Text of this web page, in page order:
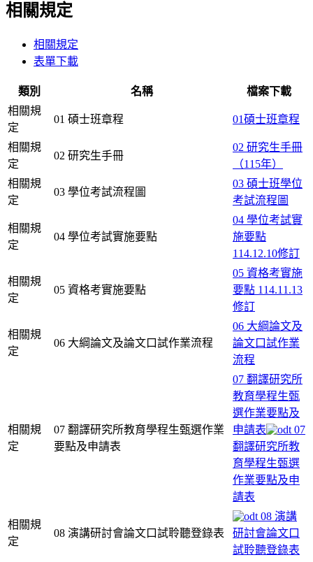
相關規定
相關規定
表單下載
類別 名稱
檔案下載
相關規
定
01 碩士班章程 01碩士班章程
相關規
定
02 研究生手冊
02 研究生手冊
（115年）
相關規
定
03 學位考試流程圖
03 碩士班學位
考試流程圖
相關規
定
04 學位考試實施要點
04 學位考試實
施要點
114.12.10修訂
相關規
定
05 資格考實施要點
05 資格考實施
要點 114.11.13
修訂
相關規
定
06 大綱論文及論文口試作業流程
06 大綱論文及
論文口試作業
流程
相關規
定
07 翻譯研究所教育學程生甄選作業
要點及申請表
07 翻譯研究所
教育學程生甄
選作業要點及
申請表
07
翻譯研究所教
育學程生甄選
作業要點及申
請表
相關規
定
08 演講研討會論文口試聆聽登錄表
08 演講
研討會論文口
試聆聽登錄表